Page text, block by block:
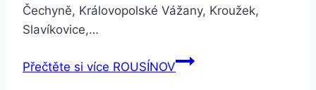
Čechyně, Královopolské Vážany, Kroužek,
Slavíkovice,…
Přečtěte si více ROUSÍNOV